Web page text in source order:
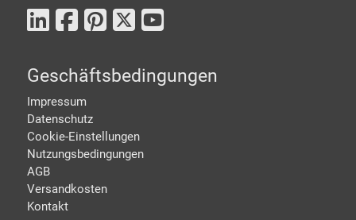
Geschäftsbedingungen
Impressum
Datenschutz
Cookie-Einstellungen
Nutzungsbedingungen
AGB
Versandkosten
Kontakt